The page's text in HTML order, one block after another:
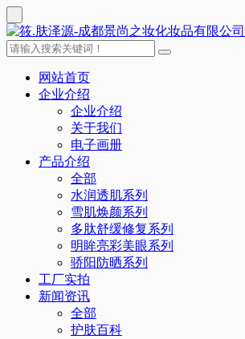
网站首页
企业介绍
企业介绍
关于我们
电子画册
产品介绍
全部
水润透肌系列
雪肌焕颜系列
多肽舒缓修复系列
明眸亮彩美眼系列
骄阳防晒系列
工厂实拍
新闻资讯
全部
护肤百科